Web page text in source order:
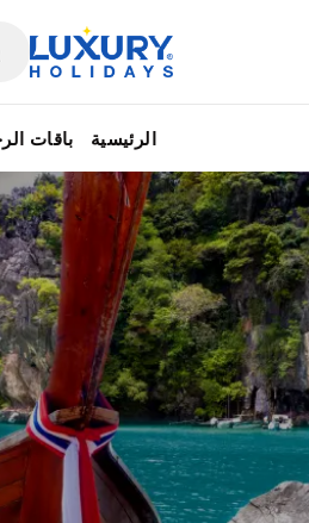
الرئيسية باقات